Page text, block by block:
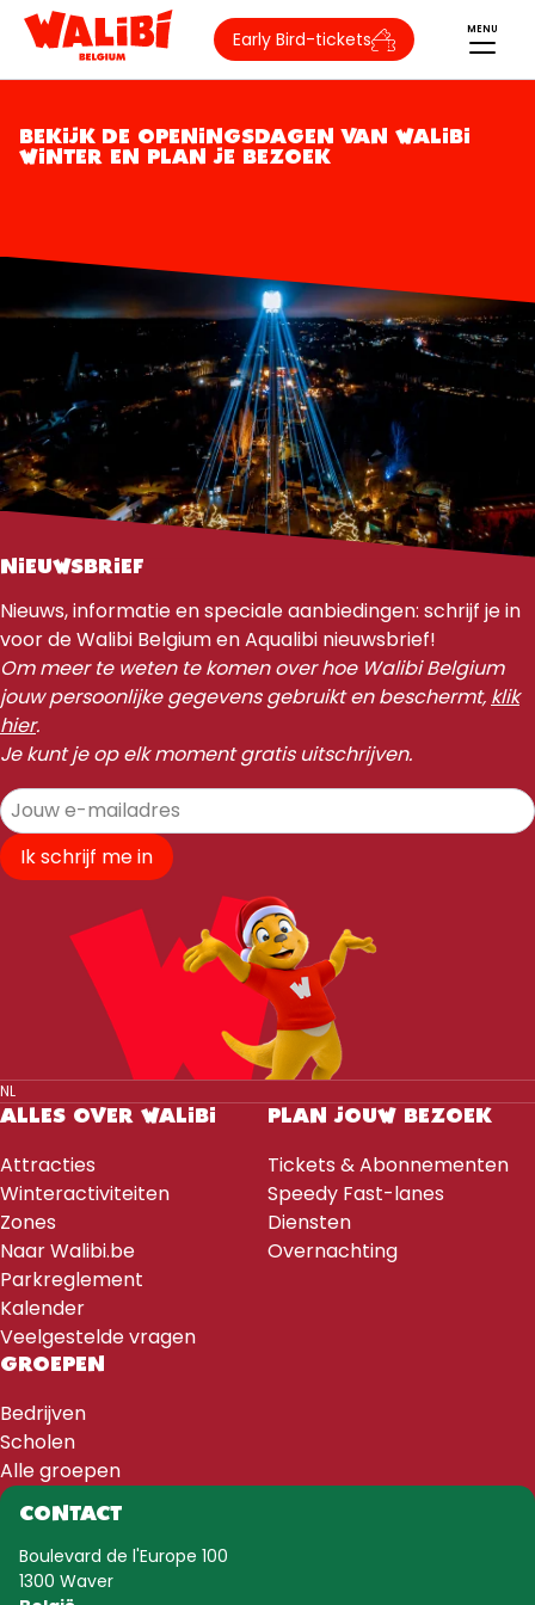
Early Bird-tickets MENU
BEKIJK DE OPENINGSDAGEN VAN WALIBI
WINTER EN PLAN JE BEZOEK
NIEUWSBRIEF
Nieuws, informatie en speciale aanbiedingen: schrijf je in
voor de Walibi Belgium en Aqualibi nieuwsbrief!
Om meer te weten te komen over hoe Walibi Belgium
jouw persoonlijke gegevens gebruikt en beschermt, klik
hier.
Je kunt je op elk moment gratis uitschrijven.
Ik schrijf me in
NL
ALLES OVER WALIBI
Attracties
Winteractiviteiten
Zones
Naar Walibi.be
Parkreglement
Kalender
Veelgestelde vragen
PLAN JOUW BEZOEK
Tickets & Abonnementen
Speedy Fast-lanes
Diensten
Overnachting
GROEPEN
Bedrijven
Scholen
Alle groepen
CONTACT
Boulevard de l'Europe 100
1300 Waver